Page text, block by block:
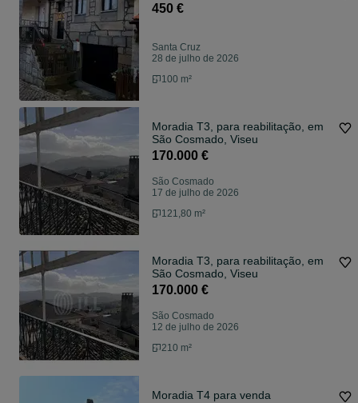
450 €
Santa Cruz
28 de julho de 2026
100 m²
Moradia T3, para reabilitação, em
São Cosmado, Viseu
170.000 €
São Cosmado
17 de julho de 2026
121,80 m²
Moradia T3, para reabilitação, em
São Cosmado, Viseu
170.000 €
São Cosmado
12 de julho de 2026
210 m²
Moradia T4 para venda